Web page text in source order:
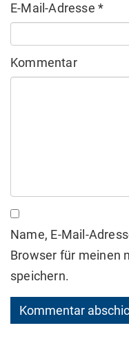
E-Mail-Adresse*
Kommentar
Name, E-Mail-
Browser für meinen
speichern.